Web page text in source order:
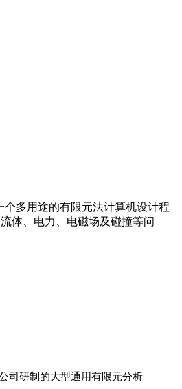
个多用途的有限元法计算机设计程
体、电力、电磁场及碰撞等问
司研制的大型通用有限元分析